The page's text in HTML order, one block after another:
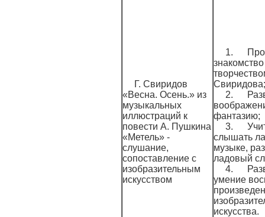
Г. Свиридов
«Весна. Осень.» из
музыкальных
иллюстраций к
повести А. Пушкина
«Метель» -
слушание,
сопоставление с
изобразительным
искусством
1.
Свиридова;
2.
фантазию;
3.
слышать
музыке,
ладовый
4.
умение
искусства.